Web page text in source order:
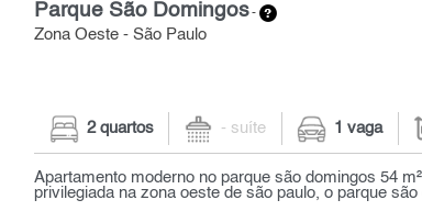
Parque São Domingos-
Zona Oeste - São Paulo
2 quartos - suíte 1 vaga
Apartamento moderno no parque são domingos 54
privilegiada na zona oeste de são paulo, o parque são